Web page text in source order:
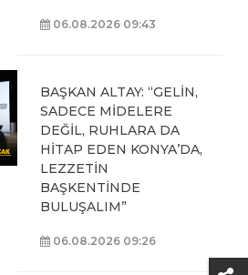
06.08.2026 09:43
BAŞKAN ALTAY: “GELİN,
SADECE MİDELERE
DEĞİL, RUHLARA DA
HİTAP EDEN KONYA’DA,
LEZZETİN
BAŞKENTİNDE
BULUŞALIM”
06.08.2026 09:26